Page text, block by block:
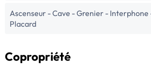
Ascenseur - Cave - Grenier - Interphone
Placard
Copropriété